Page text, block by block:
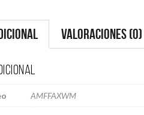
Valoraciones (0)
AMFFAXWM